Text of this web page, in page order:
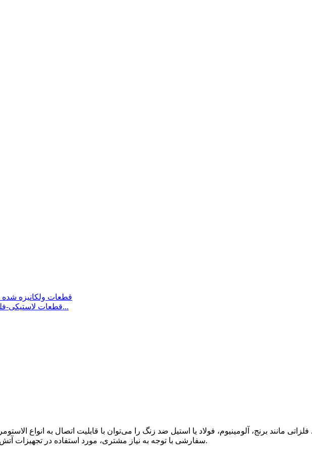
قطعات لاستیکی-فلزی جوش برقی زده شده با سرعت بالا راه آهن پنوماتیک...
سفارشی با توجه به نیاز مشتری، مورد استفاده در تجهیزات آتش‌نشانی، کپسول‌های آتش‌نشانی و غیره. ما کل قطعه را تأمین می‌کنیم.